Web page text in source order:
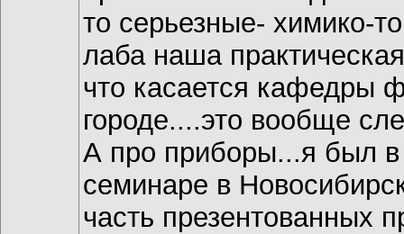
то серьезные- химико-
лаба наша
что касается кафедры
городе....это вообще
А про приборы...я был в
семинаре в
часть презентованных